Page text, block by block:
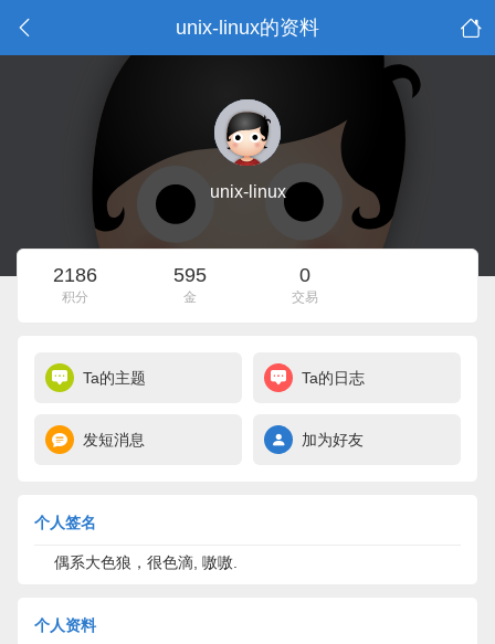
unix-linux的资料
unix-linux
2186
积分
595
金
0
交易
Ta的主题 Ta的日志
发短消息 加为好友
个人签名
偶系大色狼，很色滴, 嗷嗷.
个人资料